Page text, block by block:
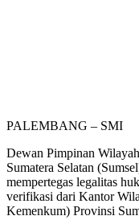
PALEMBANG – SMI
Dewan Pimpinan
Sumatera Selatan
mempertegas legalitas
verifikasi dari Kantor
Kemenkum) Provinsi